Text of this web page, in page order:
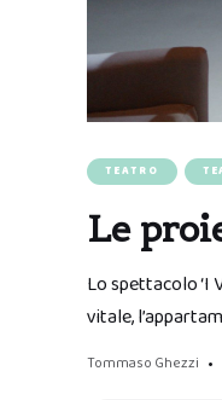
TEATRO
Le
Lo spettacolo ‘I
vitale,
Tommaso Ghezzi